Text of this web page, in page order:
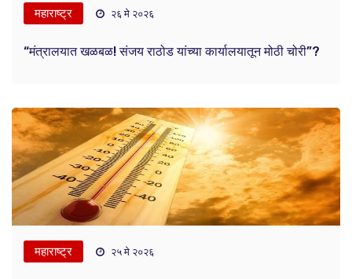
महाराष्ट्र २६ मे २०२६
“मंत्रालयात खळबळ! संजय राठोड यांच्या कार्यालयातून मोठी चोरी”?
महाराष्ट्र २५ मे २०२६